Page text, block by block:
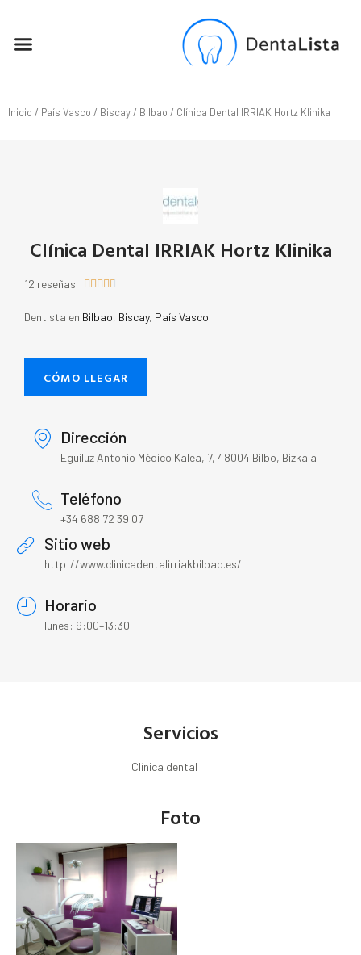
Inicio / País Vasco / Biscay/ Bilbao / Clínica Dental IRRIAK Hortz Klinika
Clínica Dental IRRIAK Hortz Klinika
12 reseñas     
Dentista en Bilbao, Biscay, País Vasco
CÓMO LLEGAR
Dirección
Eguiluz Antonio Médico Kalea, 7, 48004 Bilbo, Bizkaia
Teléfono
+34 688 72 39 07
Sitio web
http://www.clinicadentalirriakbilbao.es/
Horario
lunes: 9:00–13:30
Servicios
Clínica dental
Foto